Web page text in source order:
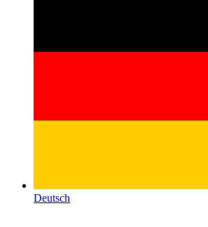
Deutsch